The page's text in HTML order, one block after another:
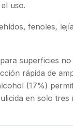
uso.
fenoles,
superficies
rápida de
(17%)
en solo tres